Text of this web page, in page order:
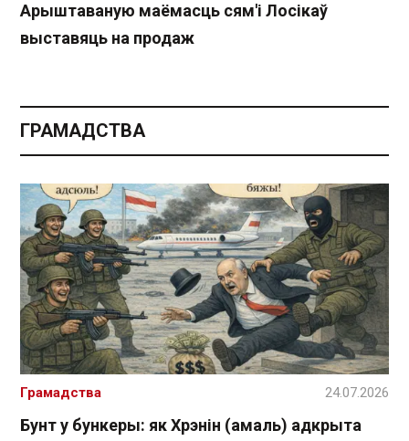
Арыштаваную маёмасць сям'і Лосікаў
выставяць на продаж
ГРАМАДСТВА
Бунт у бункеры: як Хрэнін (амаль) адкрыта
Грамадства 24.07.2026